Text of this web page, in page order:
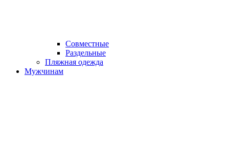
Совместные
Раздельные
Пляжная одежда
Мужчинам